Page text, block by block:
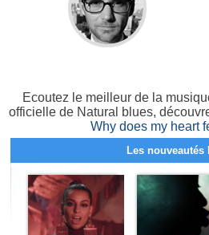
Ecoutez le meilleur de la
officielle de Natural blues,
Why does my heart
Les nouveautés